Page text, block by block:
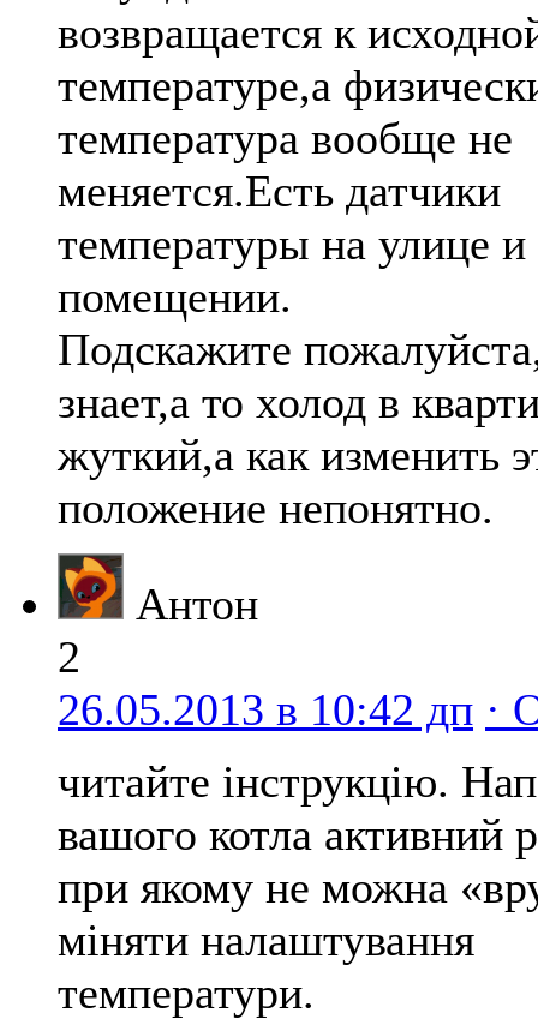
возвращается к
температуре,а
температура вообще не
меняется.Есть датчики
температуры на улице и
помещении.
Подскажите
знает,а то холод в
жуткий,а как изменить
положение непонятно.
Антон
2
26.05.2013 в 10:42 дп ·
читайте інструкцію.
вашого котла активний
при якому не можна
міняти налаштування
температури.